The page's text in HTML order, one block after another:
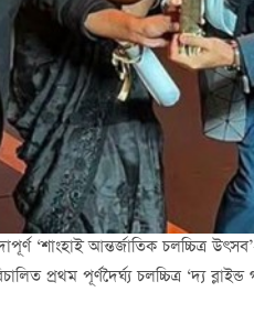
‘শাংহাই আন্তর্জাতিক
প্রথম পূর্ণদৈর্ঘ্য চলচ্চিত্র ‘দ্য ব্লাইন্ড